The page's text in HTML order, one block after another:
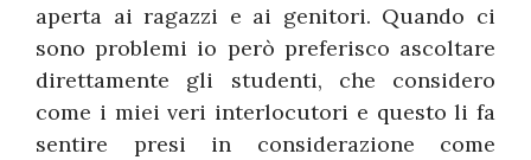
aperta ai ragazzi e ai genitori. Quando ci
sono problemi io però preferisco ascoltare
direttamente gli studenti, che considero
come i miei veri interlocutori e questo li fa
sentire presi in considerazione come